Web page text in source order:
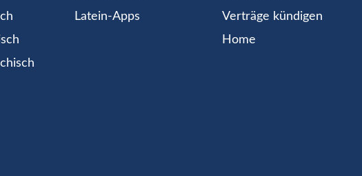
Latein-Apps
Verträge kündigen
Home